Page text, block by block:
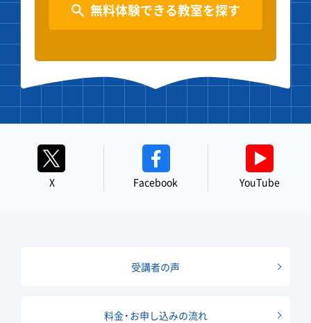
無料体験できる教室を探す
X Facebook YouTube
受講者の声
料金・お申し込みの流れ